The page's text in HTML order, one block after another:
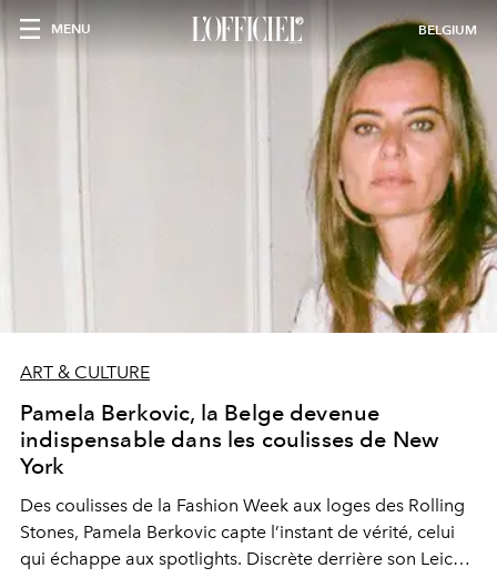
MENU BELGIUM
ART & CULTURE
Pamela Berkovic, la Belge devenue
indispensable dans les coulisses de New
York
Des coulisses de la Fashion Week aux loges des Rolling
Stones, Pamela Berkovic capte l’instant de vérité, celui
qui échappe aux spotlights. Discrète derrière son Leica,